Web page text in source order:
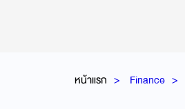
หน้าแรก Finance